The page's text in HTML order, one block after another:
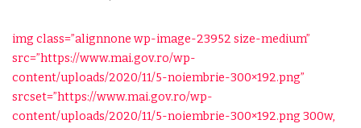
img class=”alignnone wp-image-23952 size-medium”
src=”https://www.mai.gov.ro/wp-
content/uploads/2020/11/5-noiembrie-300×192.png”
srcset=”https://www.mai.gov.ro/wp-
content/uploads/2020/11/5-noiembrie-300×192.png 300w,